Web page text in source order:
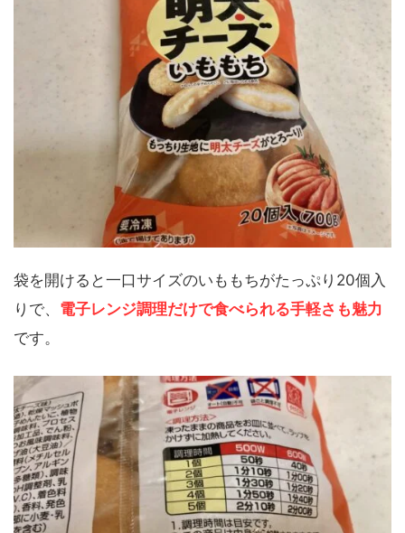
袋を開けると一口サイズのいももちがたっぷり20個入
りで、 電子レンジ調理だけで食べられる手軽さも魅力
です。